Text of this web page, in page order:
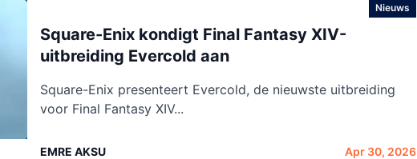
Nieuws
Square-Enix kondigt Final Fantasy XIV-
uitbreiding Evercold aan
Square-Enix presenteert Evercold, de nieuwste uitbreiding
voor Final Fantasy XIV...
EMRE AKSU Apr 30, 2026